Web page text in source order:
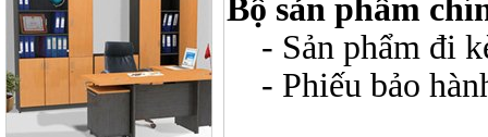
Bộ sản phẩm
- Sản phẩm đi
- Phiếu bảo